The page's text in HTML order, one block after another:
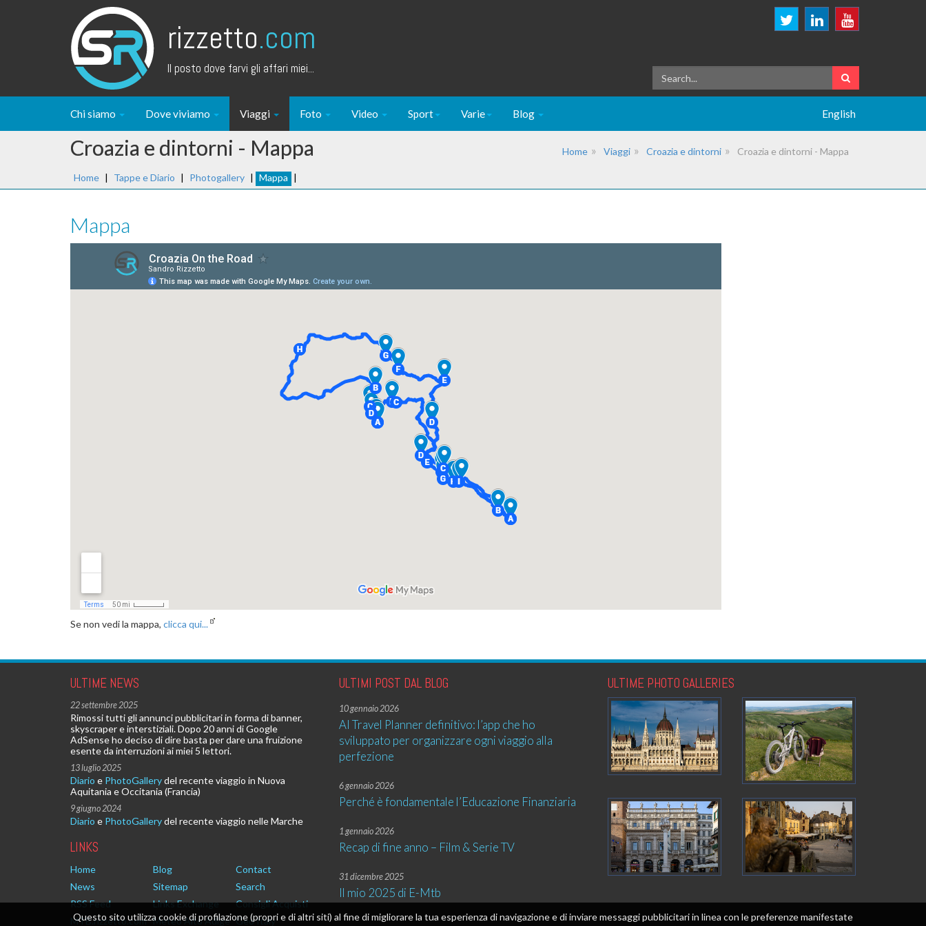
rizzetto.com
Il posto dove farvi gli affari miei...
Chi siamo Dove viviamo Viaggi Foto Video Sport Varie Blog English
Croazia e dintorni - Mappa Home Viaggi Croazia e dintorni Croazia e dintorni - Mappa
Home | Tappe e Diario | Photogallery | Mappa |
Mappa
Se non vedi la mappa, clicca qui...
ULTIME NEWS
22 settembre 2025
Rimossi tutti gli annunci pubblicitari in forma di banner,
skyscraper e interstiziali. Dopo 20 anni di Google
AdSense ho deciso di dire basta per dare una fruizione
esente da interruzioni ai miei 5 lettori.
13 luglio 2025
Diario e PhotoGallerydel recente viaggio in Nuova
Aquitania e Occitania (Francia)
9 giugno 2024
Diario e PhotoGallerydel recente viaggio nelle Marche
LINKS
Home Blog
Contact
News
Sitemap
Search
RSS Feed
Links Exchange
Consigli Acquisti
MTB.rizzetto.com Meteo Alto Adige Geo Italy
ULTIMI POST DAL BLOG
10 gennaio 2026
AI Travel Planner definitivo: l’app che ho
sviluppato per organizzare ogni viaggio alla
perfezione
6 gennaio 2026
Perché è fondamentale l’Educazione Finanziaria
1 gennaio 2026
Recap di fine anno – Film & Serie TV
31 dicembre 2025
Il mio 2025 di E-Mtb
ULTIME PHOTO GALLERIES
Questo sito utilizza cookie di profilazione (propri e di altri siti) al fine di migliorare la tua esperienza di navigazione e di inviare messaggi pubblicitari in linea con le preferenze manifestate